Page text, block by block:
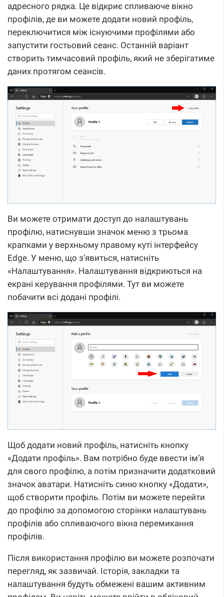
адресного рядка. Це відкриє спливаюче вікно
профілів, де ви можете додати новий профіль,
переключитися між існуючими профілями або
запустити гостьовий сеанс. Останній варіант
створить тимчасовий профіль, який не зберігатиме
даних протягом сеансів.
Ви можете отримати доступ до налаштувань
профілю, натиснувши значок меню з трьома
крапками у верхньому правому куті інтерфейсу
Edge. У меню, що з’явиться, натисніть
«Налаштування». Налаштування відкриються на
екрані керування профілями. Тут ви можете
побачити всі додані профілі.
Щоб додати новий профіль, натисніть кнопку
«Додати профіль». Вам потрібно буде ввести ім’я
для свого профілю, а потім призначити додатковий
значок аватари. Натисніть синю кнопку «Додати»,
щоб створити профіль. Потім ви можете перейти
до профілю за допомогою сторінки налаштувань
профілів або спливаючого вікна перемикання
профілів.
Після використання профілю ви можете розпочати
перегляд, як зазвичай. Історія, закладки та
налаштування будуть обмежені вашим активним